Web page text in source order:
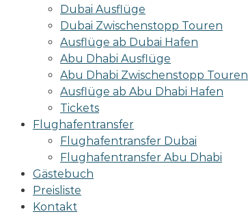
Dubai Ausflüge
Dubai Zwischenstopp Touren
Ausflüge ab Dubai Hafen
Abu Dhabi Ausflüge
Abu Dhabi Zwischenstopp Touren
Ausflüge ab Abu Dhabi Hafen
Tickets
Flughafentransfer
Flughafentransfer Dubai
Flughafentransfer Abu Dhabi
Gästebuch
Preisliste
Kontakt